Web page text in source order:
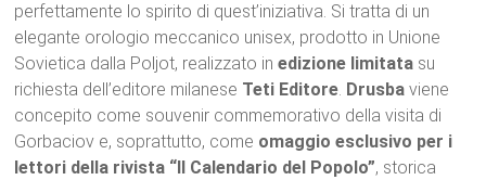
perfettamente lo spirito di quest’iniziativa. Si tratta di un
elegante orologio meccanico unisex, prodotto in Unione
Sovietica dalla Poljot, realizzato inedizione limitata su
richiesta dell’editore milanese Teti Editore. Drusba viene
concepito come souvenir commemorativo della visita di
Gorbaciov e, soprattutto, come omaggio esclusivo per i
lettori della rivista “Il Calendario del Popolo”, storica